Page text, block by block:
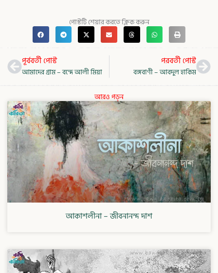
পোস্টটি শেয়ার করতে ক্লিক করুন
Prevপূর্ববর্তী পোস্ট
আমাদের গ্রাম – বন্দে আলী মিয়া
পরবর্তী পোস্ট
বঙ্গবাণী – আবদুল হাকিম
আরও পড়ুন
আকাশলীনা – জীবনানন্দ দাশ